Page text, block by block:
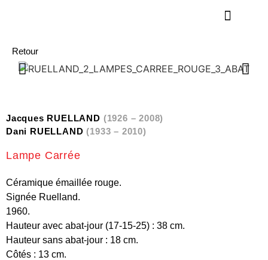
Retour
Jacques RUELLAND (1926 – 2008)
Dani RUELLAND (1933 – 2010)
Lampe Carrée
Céramique émaillée rouge.
Signée Ruelland.
1960.
Hauteur avec abat-jour (17-15-25) : 38 cm.
Hauteur sans abat-jour : 18 cm.
Côtés : 13 cm.